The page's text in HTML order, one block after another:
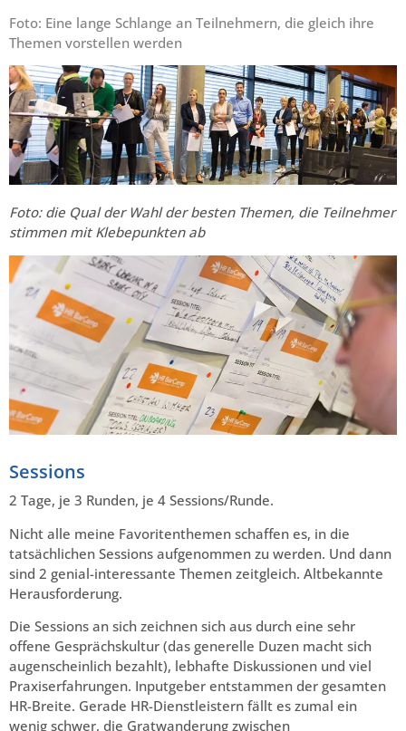
Foto: Eine lange Schlange an Teilnehmern, die gleich ihre
Themen vorstellen werden
Foto: die Qual der Wahl der besten Themen, die Teilnehmer
stimmen mit Klebepunkten ab
Sessions
2 Tage, je 3 Runden, je 4 Sessions/Runde.
Nicht alle meine Favoritenthemen schaffen es, in die
tatsächlichen Sessions aufgenommen zu werden. Und dann
sind 2 genial-interessante Themen zeitgleich. Altbekannte
Herausforderung.
Die Sessions an sich zeichnen sich aus durch eine sehr
offene Gesprächskultur (das generelle Duzen macht sich
augenscheinlich bezahlt), lebhafte Diskussionen und viel
Praxiserfahrungen. Inputgeber entstammen der gesamten
HR-Breite. Gerade HR-Dienstleistern fällt es zumal ein
wenig schwer, die Gratwanderung zwischen